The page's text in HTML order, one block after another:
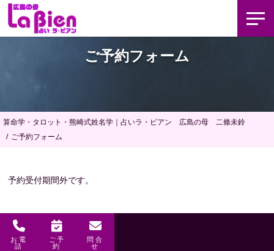
ご予約フォーム
算命学・タロット・熊崎式姓名学｜占いラ・ビアン 広島の母 二條未鈴
ご予約フォーム
予約受付期間外です。
お電
話
ご予
約
問合
せ
メニュー
HOME